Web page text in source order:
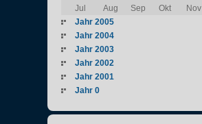
Jul
Aug Sep Okt Nov
Jahr 2005
Jahr 2004
Jahr 2003
Jahr 2002
Jahr 2001
Jahr 0